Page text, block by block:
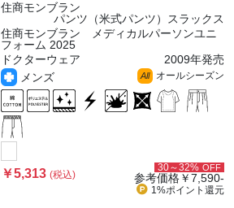
住商モンブラン
パンツ（米式パンツ）スラックス
住商モンブラン メディカルパーソンユニ
フォーム 2025
ドクターウェア
2009年発売
メンズ
All オールシーズン
￥5,313(税込)
30～32% OFF
参考価格￥7,590-
1%ポイント 還元